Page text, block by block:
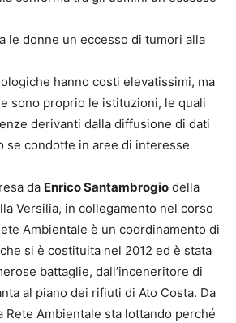
le donne un eccesso di tumori alla
hanno costi elevatissimi, ma
sono proprio le istituzioni, le quali
derivanti dalla diffusione di dati
se condotte in aree di interesse
da Enrico Santambrogio della
Versilia, in collegamento nel corso
Ambientale è un coordinamento di
si è costituita nel 2012 ed è stata
battaglie, dall’inceneritore di
al piano dei rifiuti di Ato Costa. Da
Rete Ambientale sta lottando perché